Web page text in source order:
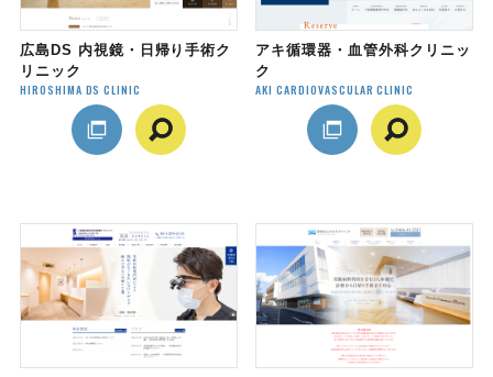
広島DS 内視鏡・日帰り手術ク
リニック
HIROSHIMA DS CLINIC
アキ循環器・血管外科クリニッ
ク
AKI CARDIOVASCULAR CLINIC